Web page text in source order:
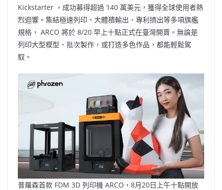
Kickstarter ，成功募得超過 140 萬美元，獲得全球使用者熱
烈迴響。集結極速列印、大體積輸出、專利擠出等多項旗艦
規格， ARCO 將於 8/20 早上十點正式在臺灣開賣。無論是
列印大型模型、批次製作，或打造多色作品，都能輕鬆駕
馭。
普羅森首款 FDM 3D 列印機 ARCO，8月20日上午十點開放